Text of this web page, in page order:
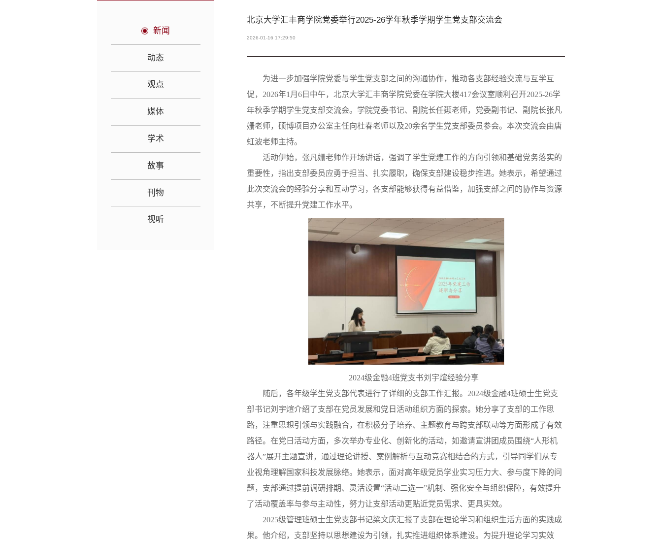
新闻
动态
观点
媒体
学术
故事
刊物
视听
北京大学汇丰商学院党委举行2025-26学年秋季学期学生党支部交流会
2026-01-16 17:29:50
为进一步加强学院党委与学生党支部之间的沟通协作，推动各支部经验交流与互学互
促，2026年1月6日中午，北京大学汇丰商学院党委在学院大楼417会议室顺利召开2025-26学
年秋季学期学生党支部交流会。学院党委书记、副院长任颋老师，党委副书记、副院长张凡
姗老师，硕博项目办公室主任向杜春老师以及20余名学生党支部委员参会。本次交流会由唐
虹波老师主持。
活动伊始，张凡姗老师作开场讲话，强调了学生党建工作的方向引领和基础党务落实的
重要性，指出支部委员应勇于担当、扎实履职，确保支部建设稳步推进。她表示，希望通过
此次交流会的经验分享和互动学习，各支部能够获得有益借鉴，加强支部之间的协作与资源
共享，不断提升党建工作水平。
2024级金融4班党支书刘宇煊经验分享
随后，各年级学生党支部代表进行了详细的支部工作汇报。2024级金融4班硕士生党支
部书记刘宇煊介绍了支部在党员发展和党日活动组织方面的探索。她分享了支部的工作思
路，注重思想引领与实践融合，在积极分子培养、主题教育与跨支部联动等方面形成了有效
路径。在党日活动方面，多次举办专业化、创新化的活动，如邀请宣讲团成员围绕“人形机
器人”展开主题宣讲，通过理论讲授、案例解析与互动竞赛相结合的方式，引导同学们从专
业视角理解国家科技发展脉络。她表示，面对高年级党员学业实习压力大、参与度下降的问
题，支部通过提前调研排期、灵活设置“活动二选一”机制、强化安全与组织保障，有效提升
了活动覆盖率与参与主动性，努力让支部活动更贴近党员需求、更具实效。
2025级管理班硕士生党支部书记梁文庆汇报了支部在理论学习和组织生活方面的实践成
果。他介绍，支部坚持以思想建设为引领，扎实推进组织体系建设。为提升理论学习实效